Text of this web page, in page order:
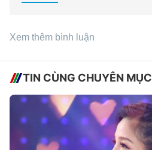
Xem thêm bình luận
TIN CÙNG CHUYÊN MỤC